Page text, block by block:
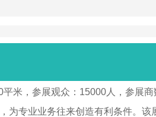
米，参展观众：15000人，参展商
专业业务往来创造有利条件。该